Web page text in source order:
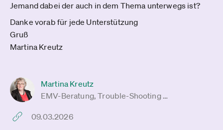
Jemand dabei der auch in dem Thema unterwegs ist?
Danke vorab für jede Unterstützung
Gruß
Martina Kreutz
Martina Kreutz
EMV-Beratung, Trouble-Shooting …
09.03.2026